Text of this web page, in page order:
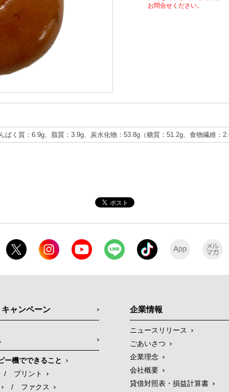
お問合せください。
ぱく質：6.9g、脂質：3.9g、炭水化物：53.8g（糖質：51.2g、食物繊維：
ャンペーン
ー機でできること
/
プリント
/
ファクス
企業情報
ニュースリリース
ごあいさつ
企業理念
会社概要
貸借対照表・損益計算書